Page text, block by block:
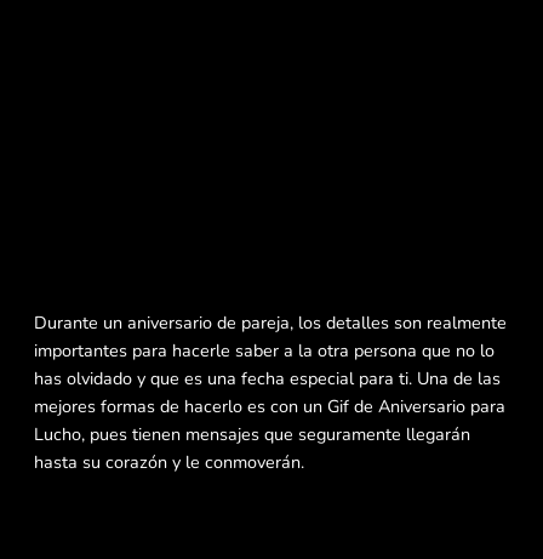
Durante un aniversario de pareja, los detalles son realmente
importantes para hacerle saber a la otra persona que no lo
has olvidado y que es una fecha especial para ti. Una de las
mejores formas de hacerlo es con un Gif de Aniversario para
Lucho, pues tienen mensajes que seguramente llegarán
hasta su corazón y le conmoverán.